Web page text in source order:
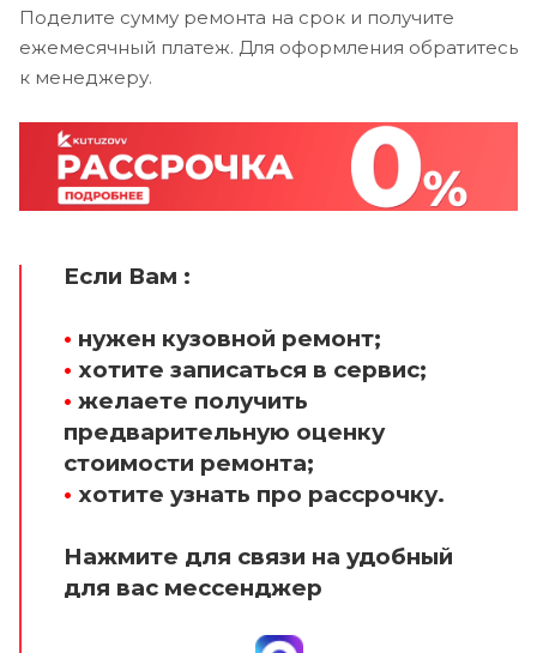
Поделите сумму ремонта на срок и получите
ежемесячный платеж. Для оформления обратитесь
к менеджеру.
Если Вам :
• нужен кузовной ремонт;
• хотите записаться в сервис;
• желаете получить
предварительную оценку
стоимости ремонта;
• хотите узнать про рассрочку.
Нажмите для связи на удобный
для вас мессенджер